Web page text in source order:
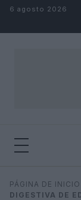
Saltar al contenido
6 agosto 2026
Buscar
PÁGINA DE INICIO
DIGESTIVA DE